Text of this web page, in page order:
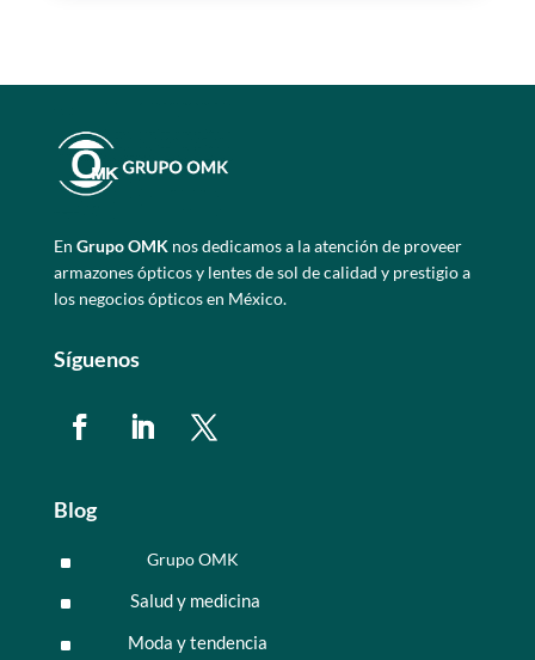
En Grupo OMKnos dedicamos a la atención de proveer
armazones ópticos y lentes de sol de calidad y prestigio a
los negocios ópticos en México.
Síguenos
Blog
^ Grupo OMK
^ Salud y medicina
^ Moda y tendencia